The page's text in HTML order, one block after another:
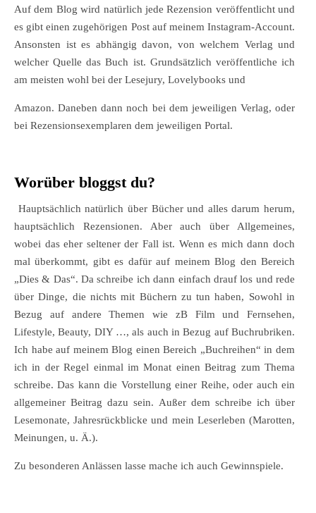
Auf dem Blog wird natürlich jede Rezension veröffentlicht und
es gibt einen zugehörigen Post auf meinem Instagram-Account.
Ansonsten ist es abhängig davon, von welchem Verlag und
welcher Quelle das Buch ist. Grundsätzlich veröffentliche ich
am meisten wohl bei der Lesejury, Lovelybooks und
Amazon. Daneben dann noch bei dem jeweiligen Verlag, oder
bei Rezensionsexemplaren dem jeweiligen Portal.
Worüber bloggst du?
Hauptsächlich natürlich über Bücher und alles darum herum,
hauptsächlich Rezensionen. Aber auch über Allgemeines,
wobei das eher seltener der Fall ist. Wenn es mich dann doch
mal überkommt, gibt es dafür auf meinem Blog den Bereich
„Dies & Das“. Da schreibe ich dann einfach drauf los und rede
über Dinge, die nichts mit Büchern zu tun haben, Sowohl in
Bezug auf andere Themen wie zB Film und Fernsehen,
Lifestyle, Beauty, DIY …, als auch in Bezug auf Buchrubriken.
Ich habe auf meinem Blog einen Bereich „Buchreihen“ in dem
ich in der Regel einmal im Monat einen Beitrag zum Thema
schreibe. Das kann die Vorstellung einer Reihe, oder auch ein
allgemeiner Beitrag dazu sein. Außer dem schreibe ich über
Lesemonate, Jahresrückblicke und mein Leserleben (Marotten,
Meinungen, u. Ä.).
Zu besonderen Anlässen lasse mache ich auch Gewinnspiele.